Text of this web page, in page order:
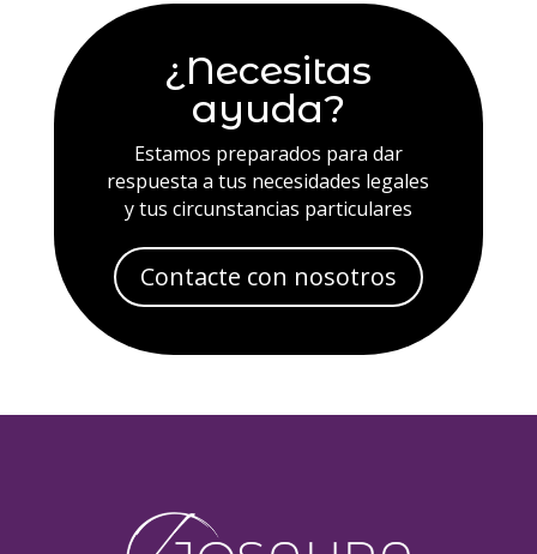
¿Necesitas
ayuda?
Estamos preparados para dar
respuesta a tus necesidades legales
y tus circunstancias particulares
Contacte con nosotros